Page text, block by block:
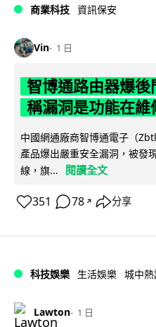
商業科技 資訊保安
Vin 1 日
智博通路由器爆後
稱漏洞是功能在維
中國網通廠商智博通電子（
產品爆出嚴重安全漏洞，被發
線，旗...
閱讀全文
351 78 ↗ 分享
科技娛樂 生活娛樂 城中
Lawton 1 日